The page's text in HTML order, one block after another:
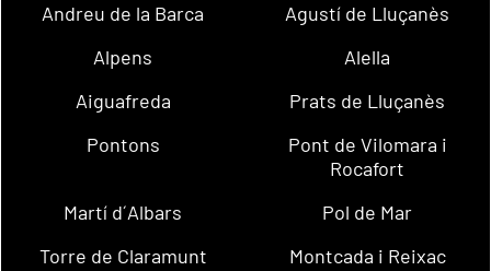
Andreu de la Barca
Agustí de Lluçanès
Alpens
Alella
Aiguafreda
Prats de Lluçanès
Pontons
Pont de Vilomara i
Rocafort
Martí d´Albars
Pol de Mar
Torre de Claramunt
Montcada i Reixac